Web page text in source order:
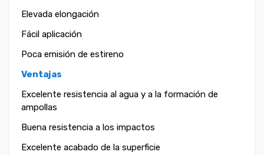
Elevada elongación
Fácil aplicación
Poca emisión de estireno
Ventajas
Excelente resistencia al agua y a la formación de
ampollas
Buena resistencia a los impactos
Excelente acabado de la superficie